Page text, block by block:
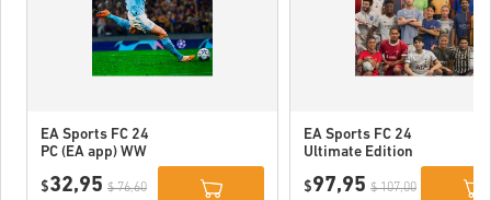
EA Sports FC 24
PC (EA app) WW
$32,95 $ 76,60
EA Sports FC 24
Ultimate Edition
$97,95 $ 107,00